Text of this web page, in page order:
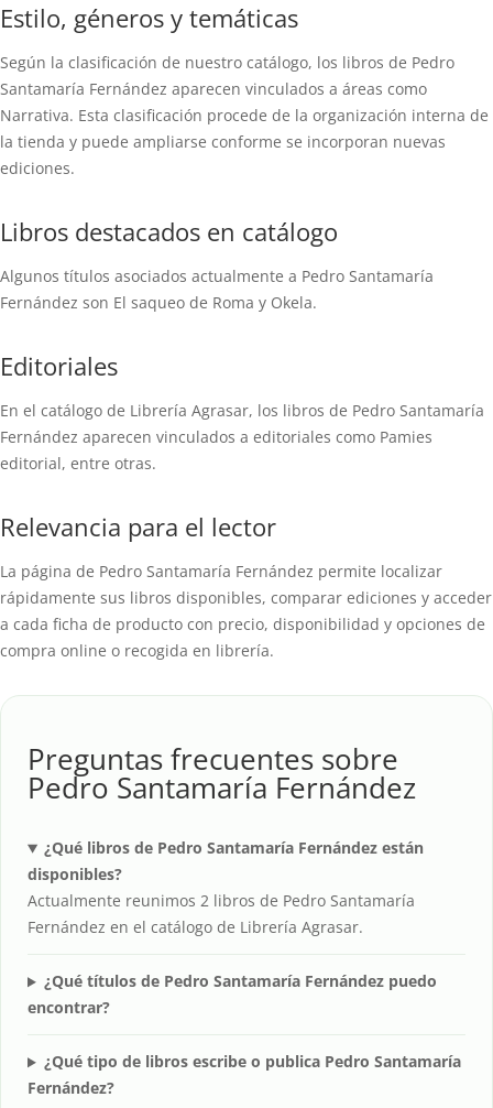
Estilo, géneros y temáticas
Según la clasificación de nuestro catálogo, los libros de Pedro
Santamaría Fernández aparecen vinculados a áreas como
Narrativa. Esta clasificación procede de la organización interna de
la tienda y puede ampliarse conforme se incorporan nuevas
ediciones.
Libros destacados en catálogo
Algunos títulos asociados actualmente a Pedro Santamaría
Fernández son El saqueo de Roma y Okela.
Editoriales
En el catálogo de Librería Agrasar, los libros de Pedro Santamaría
Fernández aparecen vinculados a editoriales como Pamies
editorial, entre otras.
Relevancia para el lector
La página de Pedro Santamaría Fernández permite localizar
rápidamente sus libros disponibles, comparar ediciones y acceder
a cada ficha de producto con precio, disponibilidad y opciones de
compra online o recogida en librería.
Preguntas frecuentes sobre
Pedro Santamaría Fernández
¿Qué libros de Pedro Santamaría Fernández están
disponibles?
Actualmente reunimos 2 libros de Pedro Santamaría
Fernández en el catálogo de Librería Agrasar.
¿Qué títulos de Pedro Santamaría Fernández puedo
encontrar?
¿Qué tipo de libros escribe o publica Pedro Santamaría
Fernández?